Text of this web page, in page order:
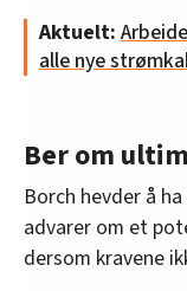
Aktuelt:
alle nye
Ber om
Borch hevder å
advarer om et
dersom kravene